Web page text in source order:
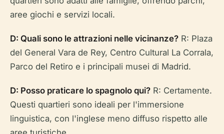
aree giochi e servizi locali.
D: Quali sono le attrazioni nelle vicinanze? R: Plaza
del General Vara de Rey, Centro Cultural La Corrala,
Parco del Retiro e i principali musei di Madrid.
D: Posso praticare lo spagnolo qui? R: Certamente.
Questi quartieri sono ideali per l'immersione
linguistica, con l'inglese meno diffuso rispetto alle